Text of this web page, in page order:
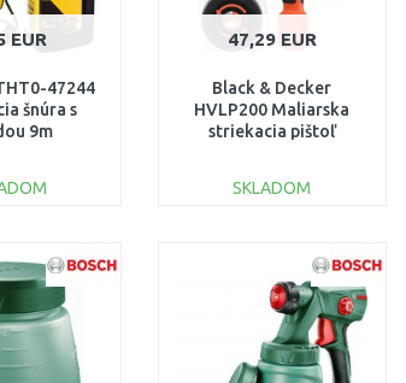
EUR
47244
šnúra s
9m
47,29 EUR
Black & Decker
HVLP200 Maliarska
striekacia pištoľ
SKLADOM
Porovnať